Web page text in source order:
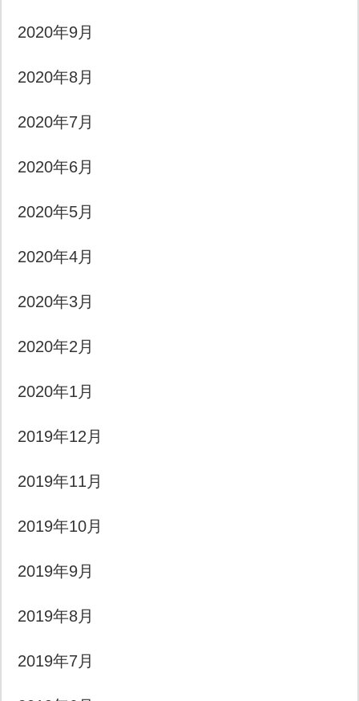
2020年9月
2020年8月
2020年7月
2020年6月
2020年5月
2020年4月
2020年3月
2020年2月
2020年1月
2019年12月
2019年11月
2019年10月
2019年9月
2019年8月
2019年7月